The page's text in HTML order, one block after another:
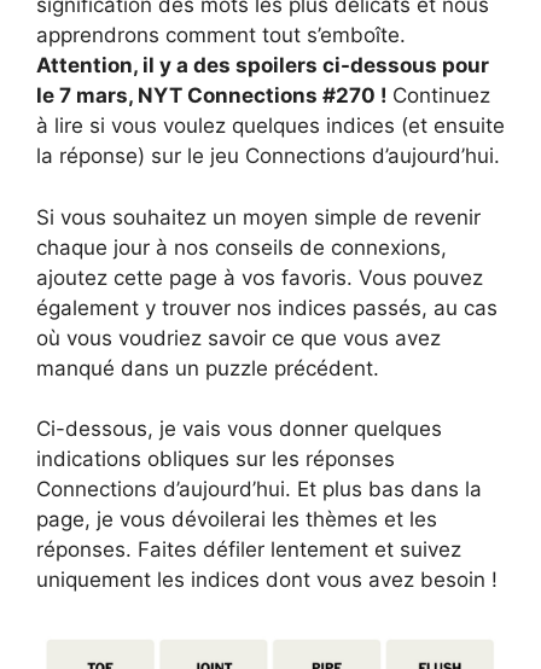
signification des mots les plus délicats et nous
apprendrons comment tout s’emboîte.
Attention, il y a des spoilers ci-dessous pour
le 7 mars, NYT Connections #270 ! Continuez
à lire si vous voulez quelques indices (et ensuite
la réponse) sur le jeu Connections d’aujourd’hui.
Si vous souhaitez un moyen simple de revenir
chaque jour à nos conseils de connexions,
ajoutez cette page à vos favoris. Vous pouvez
également y trouver nos indices passés, au cas
où vous voudriez savoir ce que vous avez
manqué dans un puzzle précédent.
Ci-dessous, je vais vous donner quelques
indications obliques sur les réponses
Connections d’aujourd’hui. Et plus bas dans la
page, je vous dévoilerai les thèmes et les
réponses. Faites défiler lentement et suivez
uniquement les indices dont vous avez besoin !